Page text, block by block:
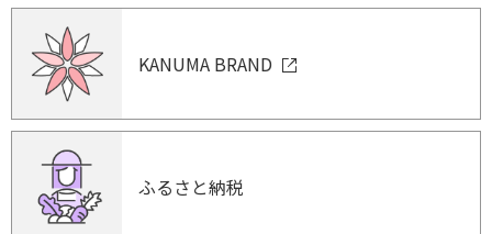
KANUMA BRAND
ふるさと納税